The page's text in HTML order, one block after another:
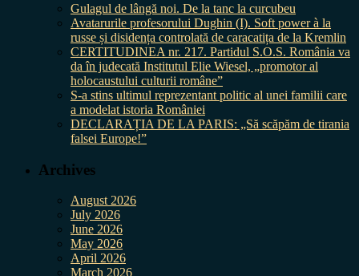
Gulagul de lângă noi. De la tanc la curcubeu
Avatarurile profesorului Dughin (I). Soft power à la
russe și disidența controlată de caracatița de la Kremlin
CERTITUDINEA nr. 217. Partidul S.O.S. România va
da în judecată Institutul Elie Wiesel, „promotor al
holocaustului culturii române”
S-a stins ultimul reprezentant politic al unei familii care
a modelat istoria României
DECLARAȚIA DE LA PARIS: „Să scăpăm de tirania
falsei Europe!”
Archives
August 2026
July 2026
June 2026
May 2026
April 2026
March 2026